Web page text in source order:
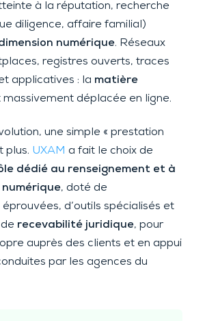
à la réputation, recherche
diligence, affaire familial)
numérique. Réseaux
registres ouverts, traces
applicatives : la matière
massivement déplacée en ligne.
une simple « prestation
plus. UXAM a fait le choix de
dédié au renseignement et à
numérique, doté de
d’outils spécialisés et
recevabilité juridique, pour
auprès des clients et en appui
par les agences du